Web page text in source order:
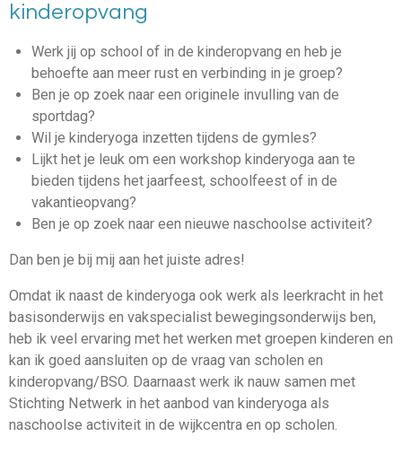
kinderopvang
Werk jij op school of in de kinderopvang en heb je
behoefte aan meer rust en verbinding in je groep?
Ben je op zoek naar een originele invulling van de
sportdag?
Wil je kinderyoga inzetten tijdens de gymles?
Lijkt het je leuk om een workshop kinderyoga aan te
bieden tijdens het jaarfeest, schoolfeest of in de
vakantieopvang?
Ben je op zoek naar een nieuwe naschoolse activiteit?
Dan ben je bij mij aan het juiste adres!
Omdat ik naast de kinderyoga ook werk als leerkracht in het
basisonderwijs en vakspecialist bewegingsonderwijs ben,
heb ik veel ervaring met het werken met groepen kinderen en
kan ik goed aansluiten op de vraag van scholen en
kinderopvang/BSO. Daarnaast werk ik nauw samen met
Stichting Netwerk in het aanbod van kinderyoga als
naschoolse activiteit in de wijkcentra en op scholen.